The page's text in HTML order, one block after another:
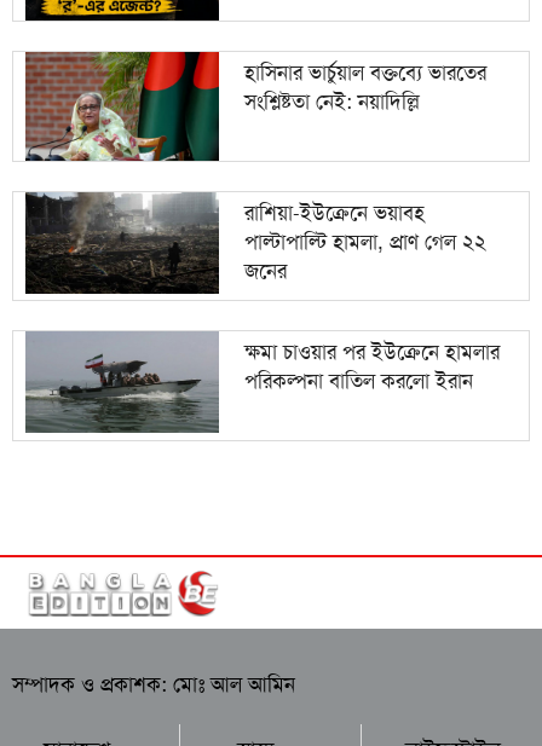
হাসিনার ভার্চুয়াল বক্তব্যে ভারতের
সংশ্লিষ্টতা নেই: নয়াদিল্লি
রাশিয়া-ইউক্রেনে ভয়াবহ
পাল্টাপাল্টি হামলা, প্রাণ গেল ২২
জনের
ক্ষমা চাওয়ার পর ইউক্রেনে হামলার
পরিকল্পনা বাতিল করলো ইরান
সম্পাদক ও প্রকাশক: মোঃ আল আমিন